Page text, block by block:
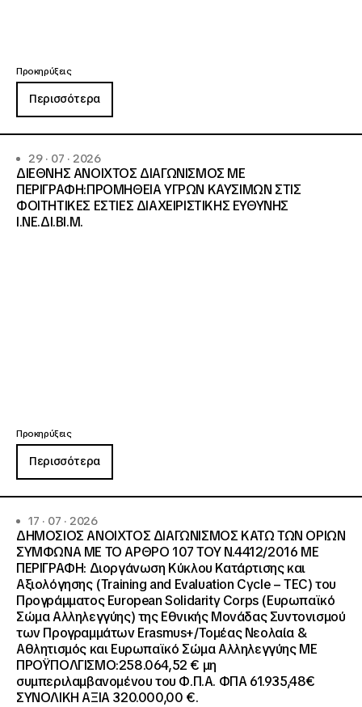
Προκηρύξεις
Περισσότερα
29 · 07 · 2026
ΔΙΕΘΝΗΣ ΑΝΟΙΧΤΟΣ ΔΙΑΓΩΝΙΣΜΟΣ ΜΕ
ΠΕΡΙΓΡΑΦΗ:ΠΡΟΜΗΘΕΙΑ ΥΓΡΩΝ ΚΑΥΣΙΜΩΝ ΣΤΙΣ
ΦΟΙΤΗΤΙΚΕΣ ΕΣΤΙΕΣ ΔΙΑΧΕΙΡΙΣΤΙΚΗΣ ΕΥΘΥΝΗΣ
Ι.ΝΕ.ΔΙ.ΒΙ.Μ.
Προκηρύξεις
Περισσότερα
17 · 07 · 2026
ΔΗΜΟΣΙΟΣ ΑΝΟΙΧΤΟΣ ΔΙΑΓΩΝΙΣΜΟΣ ΚΑΤΩ ΤΩΝ ΟΡΙΩΝ
ΣΥΜΦΩΝΑ ΜΕ ΤΟ ΑΡΘΡΟ 107 ΤΟΥ Ν.4412/2016 ΜΕ
ΠΕΡΙΓΡΑΦΗ: Διοργάνωση Κύκλου Κατάρτισης και
Αξιολόγησης (Training and Evaluation Cycle – TEC) του
Προγράμματος European Solidarity Corps (Ευρωπαϊκό
Σώμα Αλληλεγγύης) της Εθνικής Μονάδας Συντονισμού
των Προγραμμάτων Erasmus+/Τομέας Νεολαία &
Αθλητισμός και Ευρωπαϊκό Σώμα Αλληλεγγύης ΜΕ
ΠΡΟΫΠΟΛΓΙΣΜΟ:258.064,52 € μη
συμπεριλαμβανομένου του Φ.Π.Α. ΦΠΑ 61.935,48€
ΣΥΝΟΛΙΚΗ ΑΞΙΑ 320.000,00 €.